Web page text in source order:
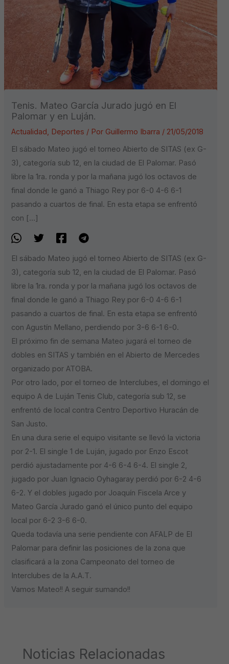
Tenis. Mateo García Jurado jugó en El
Palomar y en Luján.
Actualidad, Deportes / Por Guillermo Ibarra / 21/05/2018
El sábado Mateo jugó el torneo Abierto de SITAS (ex G-
3), categoría sub 12, en la ciudad de El Palomar. Pasó
libre la 1ra. ronda y por la mañana jugó los octavos de
final donde le ganó a Thiago Rey por 6-0 4-6 6-1
pasando a cuartos de final. En esta etapa se enfrentó
con […]
El sábado Mateo jugó el torneo Abierto de SITAS (ex G-
3), categoría sub 12, en la ciudad de El Palomar. Pasó
libre la 1ra. ronda y por la mañana jugó los octavos de
final donde le ganó a Thiago Rey por 6-0 4-6 6-1
pasando a cuartos de final. En esta etapa se enfrentó
con Agustín Mellano, perdiendo por 3-6 6-1 6-0.
El próximo fin de semana Mateo jugará el torneo de
dobles en SITAS y también en el Abierto de Mercedes
organizado por ATOBA.
Por otro lado, por el torneo de Interclubes, el domingo el
equipo A de Luján Tenis Club, categoría sub 12, se
enfrentó de local contra Centro Deportivo Huracán de
San Justo.
En una dura serie el equipo visitante se llevó la victoria
por 2-1. El single 1 de Luján, jugado por Enzo Escot
perdió ajustadamente por 4-6 6-4 6-4. El single 2,
jugado por Juan Ignacio Oyhagaray perdió por 6-2 4-6
6-2. Y el dobles jugado por Joaquín Fiscela Arce y
Mateo García Jurado ganó el único punto del equipo
local por 6-2 3-6 6-0.
Queda todavía una serie pendiente con AFALP de El
Palomar para definir las posiciones de la zona que
clasificará a la zona Campeonato del torneo de
Interclubes de la A.A.T.
Vamos Mateo!! A seguir sumando!!
Noticias Relacionadas